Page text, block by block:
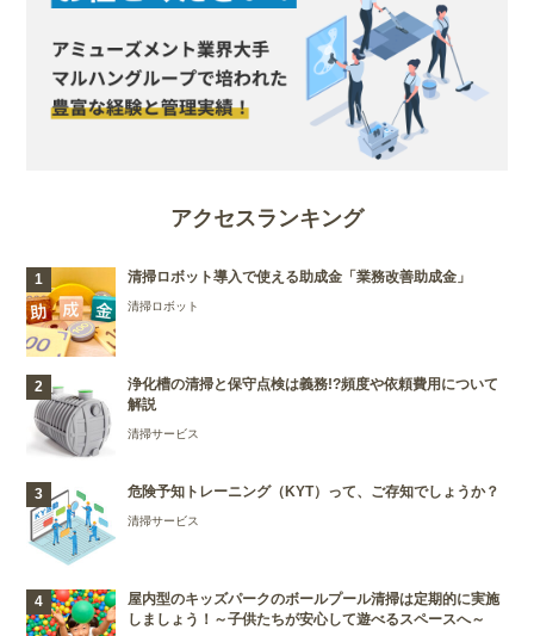
アクセスランキング
清掃ロボット導入で使える助成金「業務改善助成金」
清掃ロボット
浄化槽の清掃と保守点検は義務!?頻度や依頼費用について
解説
清掃サービス
危険予知トレーニング（KYT）って、ご存知でしょうか？
清掃サービス
屋内型のキッズパークのボールプール清掃は定期的に実施
しましょう！～子供たちが安心して遊べるスペースへ～